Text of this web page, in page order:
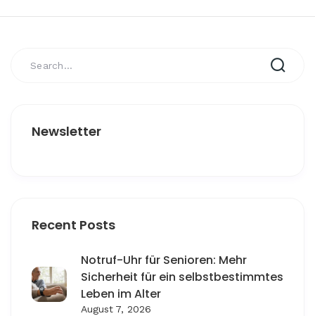
Newsletter
Recent Posts
Notruf-Uhr für Senioren: Mehr
Sicherheit für ein selbstbestimmtes
Leben im Alter
August 7, 2026